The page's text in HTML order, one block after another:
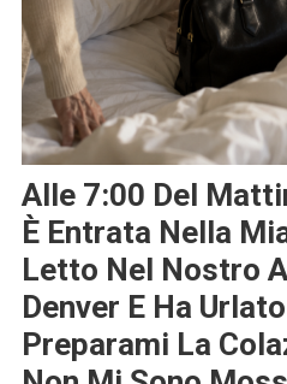
Alle 7:00 Del
È Entrata Nella
Letto Nel Nostro
Denver E Ha
Preparami La